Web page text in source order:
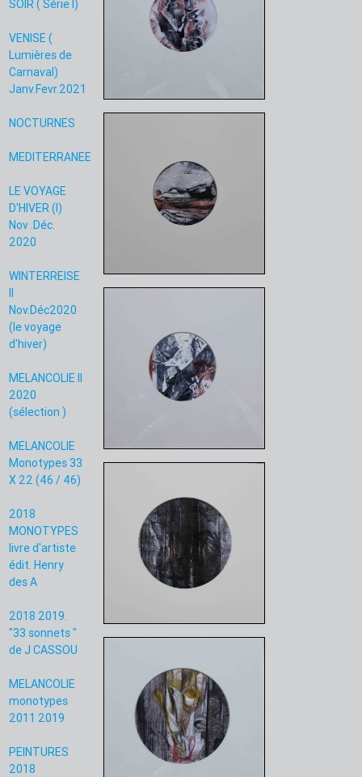
SOIR ( Série I)
VENISE (
Lumières de
Carnaval)
Janv.Fevr.2021
NOCTURNES
MEDITERRANEE
LE VOYAGE
D'HIVER (I)
Nov .Déc.
2020
WINTERREISE
II
Nov.Déc2020
(le voyage
d'hiver)
MELANCOLIE II
2020
(sélection )
MELANCOLIE
Monotypes 33
X 22 (46 / 46)
2018
MONOTYPES
livre d'artiste
édit. Henry
des A
2018 2019.
"33 sonnets "
de J CASSOU
MELANCOLIE
monotypes
2011 2019
PEINTURES
2018